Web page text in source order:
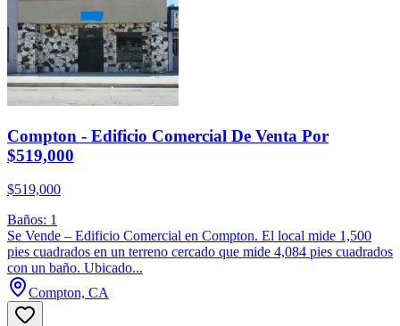
Compton - Edificio Comercial De Venta Por
$519,000
$519,000
Baños: 1
Se Vende – Edificio Comercial en Compton. El local mide 1,500
pies cuadrados en un terreno cercado que mide 4,084 pies cuadrados
con un baño. Ubicado...
Compton, CA